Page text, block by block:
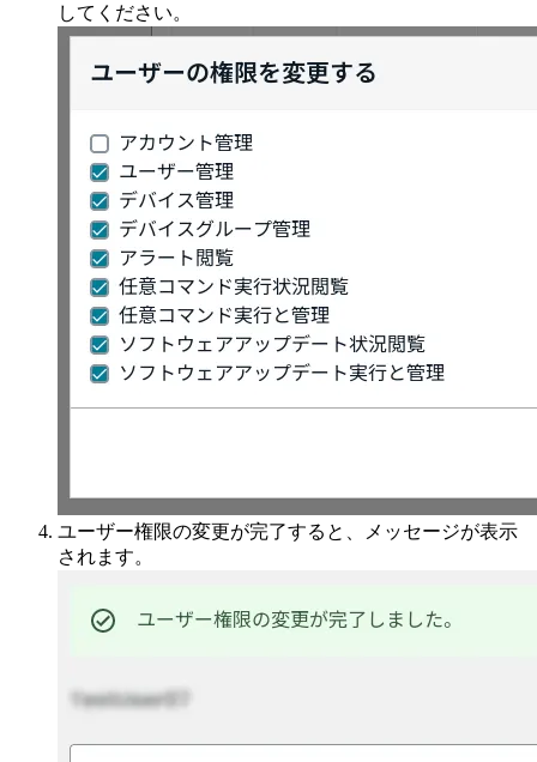
してください。
ユーザー権限の変更が完了すると、メッセージが表示
されます。